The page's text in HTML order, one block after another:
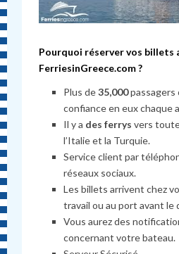
Pourquoi réserver vos billets
FerriesinGreece.com?
Plus de35,000passagers
confiance en eux chaque
Il y a des ferrys vers
l’Italie et la Turquie.
Service client par
réseaux sociaux.
Les billets arrivent chez
travail ou au port avant le
Vous aurez des
concernant votre bateau.